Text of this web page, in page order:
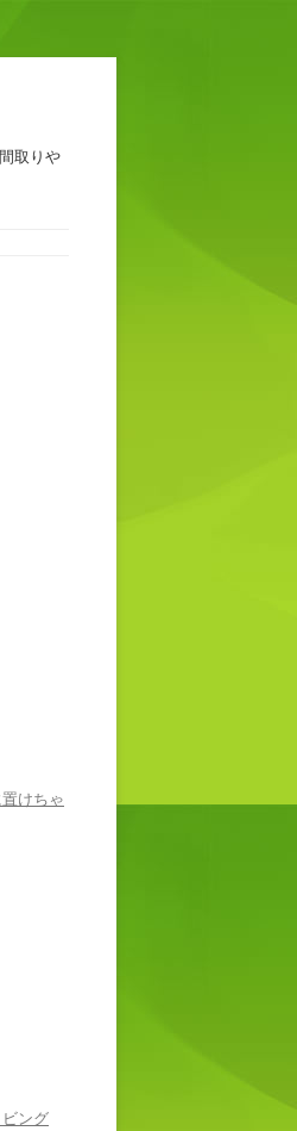
取りや
けちゃ
ング